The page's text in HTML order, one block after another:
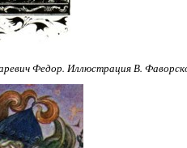
Федор. Иллюстрация В.